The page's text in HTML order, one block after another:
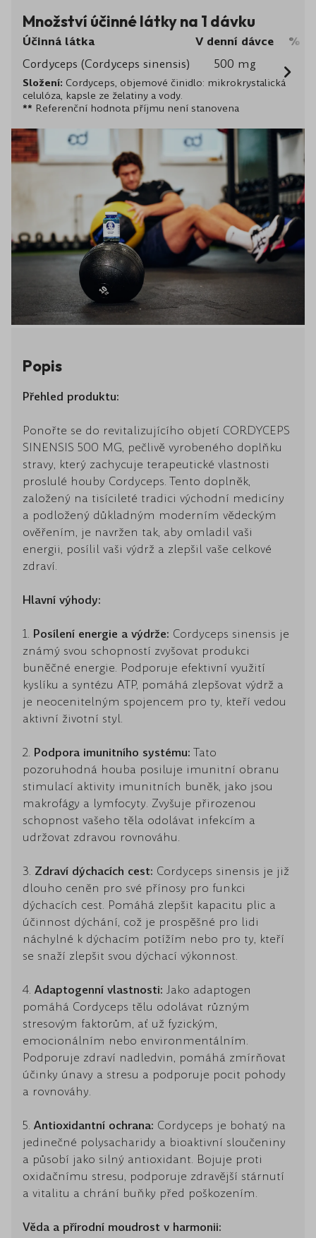
Množství účinné látky na 1 dávku
Účinná látka V denní dávce
%
Cordyceps (Cordyceps sinensis)
500 mg
Složení: Cordyceps, objemové činidlo: mikrokrystalická
celulóza, kapsle ze želatiny a vody.
** Referenční hodnota příjmu není stanovena
Popis
Přehled produktu:
Ponořte se do revitalizujícího objetí CORDYCEPS
SINENSIS 500 MG, pečlivě vyrobeného doplňku
stravy, který zachycuje terapeutické vlastnosti
proslulé houby Cordyceps. Tento doplněk,
založený na tisícileté tradici východní medicíny
a podložený důkladným moderním vědeckým
ověřením, je navržen tak, aby omladil vaši
energii, posílil vaši výdrž a zlepšil vaše celkové
zdraví.
Hlavní výhody:
1. Posílení energie a výdrže: Cordyceps sinensis je
známý svou schopností zvyšovat produkci
buněčné energie. Podporuje efektivní využití
kyslíku a syntézu ATP, pomáhá zlepšovat výdrž a
je neocenitelným spojencem pro ty, kteří vedou
aktivní životní styl.
2. Podpora imunitního systému: Tato
pozoruhodná houba posiluje imunitní obranu
stimulací aktivity imunitních buněk, jako jsou
makrofágy a lymfocyty. Zvyšuje přirozenou
schopnost vašeho těla odolávat infekcím a
udržovat zdravou rovnováhu.
3. Zdraví dýchacích cest: Cordyceps sinensis je již
dlouho ceněn pro své přínosy pro funkci
dýchacích cest. Pomáhá zlepšit kapacitu plic a
účinnost dýchání, což je prospěšné pro lidi
náchylné k dýchacím potížím nebo pro ty, kteří
se snaží zlepšit svou dýchací výkonnost.
4. Adaptogenní vlastnosti: Jako adaptogen
pomáhá Cordyceps tělu odolávat různým
stresovým faktorům, ať už fyzickým,
emocionálním nebo environmentálním.
Podporuje zdraví nadledvin, pomáhá zmírňovat
účinky únavy a stresu a podporuje pocit pohody
a rovnováhy.
5. Antioxidantní ochrana: Cordyceps je bohatý na
jedinečné polysacharidy a bioaktivní sloučeniny
a působí jako silný antioxidant. Bojuje proti
oxidačnímu stresu, podporuje zdravější stárnutí
a vitalitu a chrání buňky před poškozením.
Věda a přírodní moudrost v harmonii: